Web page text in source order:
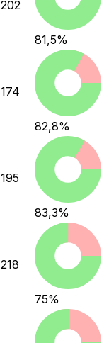
202
81,5%
174
82,8%
195
83,3%
218
75%